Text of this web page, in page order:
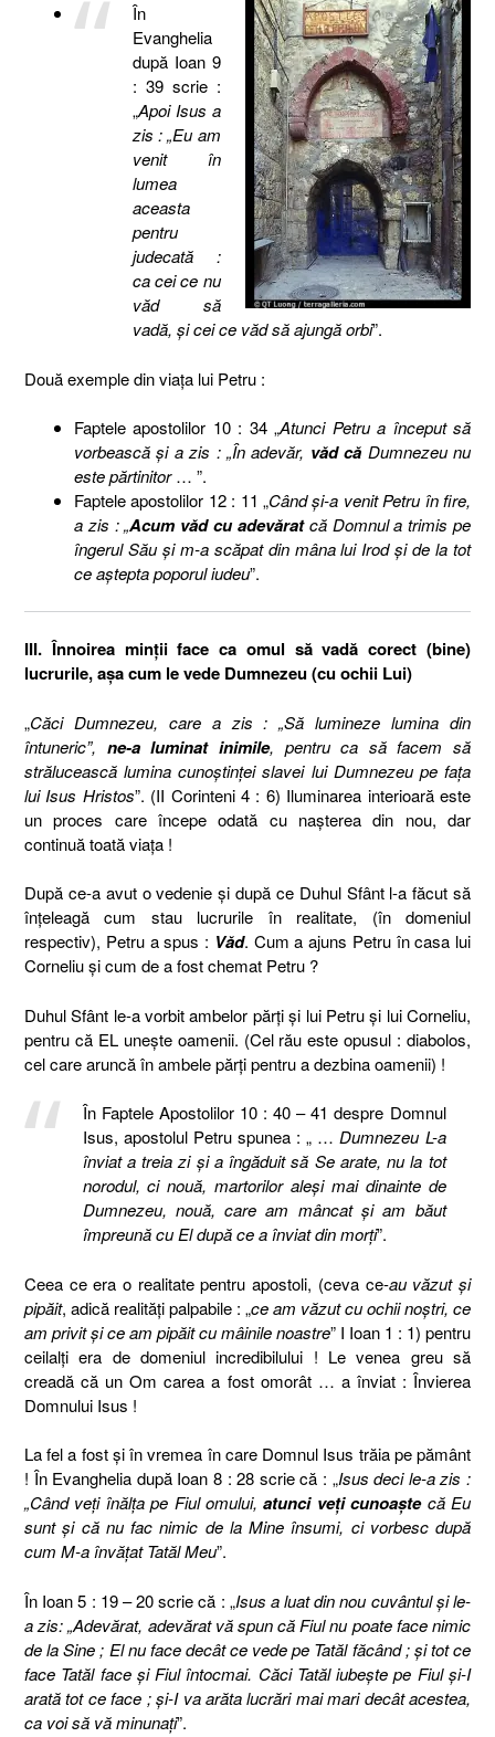
În
Evanghelia
după Ioan 9
: 39 scrie :
„Apoi Isus a
zis : „Eu am
venit în
lumea
aceasta
pentru
judecată :
ca cei ce nu
văd să
vadă, şi cei ce văd să ajungă orbi”.
Două exemple din viaţa lui Petru :
Faptele apostolilor 10 : 34 „Atunci Petru a început să
vorbească şi a zis : „În adevăr, văd că Dumnezeu nu
este părtinitor… ”.
Faptele apostolilor 12 : 11 „Când şi-a venit Petru în fire,
a zis : „Acum văd cu adevăratcă Domnul a trimis pe
îngerul Său şi m-a scăpat din mâna lui Irod şi de la tot
ce aştepta poporul iudeu”.
III. Înnoirea minţii face ca omul să vadă corect (bine)
lucrurile, aşa cum le vede Dumnezeu (cu ochii Lui)
„Căci Dumnezeu, care a zis : „Să lumineze lumina din
întuneric”, ne-a luminat inimile, pentru ca să facem să
strălucească lumina cunoştinţei slavei lui Dumnezeu pe faţa
lui Isus Hristos”. (II Corinteni 4 : 6) Iluminarea interioară este
un proces care începe odată cu naşterea din nou, dar
continuă toată viaţa !
După ce-a avut o vedenie şi după ce Duhul Sfânt l-a făcut să
înţeleagă cum stau lucrurile în realitate, (în domeniul
respectiv), Petru a spus : Văd. Cum a ajuns Petru în casa lui
Corneliu şi cum de a fost chemat Petru ?
Duhul Sfânt le-a vorbit ambelor părţi şi lui Petru şi lui Corneliu,
pentru că EL uneşte oamenii. (Cel rău este opusul : diabolos,
cel care aruncă în ambele părţi pentru a dezbina oamenii) !
În Faptele Apostolilor 10 : 40 – 41 despre Domnul
Isus, apostolul Petru spunea : „ …Dumnezeu L-a
înviat a treia zi şi a îngăduit să Se arate, nu la tot
norodul, ci nouă, martorilor aleşi mai dinainte de
Dumnezeu, nouă, care am mâncat şi am băut
împreună cu El după ce a înviat din morţi”.
Ceea ce era o realitate pentru apostoli, (ceva ce-au văzut şi
pipăit, adică realităţi palpabile : „ce am văzut cu ochii noştri, ce
am privit şi ce am pipăit cu mâinile noastre” I Ioan 1 : 1) pentru
ceilalţi era de domeniul incredibilului ! Le venea greu să
creadă că un Om carea a fost omorât … a înviat : Învierea
Domnului Isus !
La fel a fost şi în vremea în care Domnul Isus trăia pe pământ
! În Evanghelia după Ioan 8 : 28 scrie că : „Isus deci le-a zis :
„Când veţi înălţa pe Fiul omului,atunci veţi cunoaştecă Eu
sunt şi că nu fac nimic de la Mine însumi, ci vorbesc după
cum M-a învăţat Tatăl Meu”.
În Ioan 5 : 19 – 20 scrie că : „Isus a luat din nou cuvântul şi le-
a zis: „Adevărat, adevărat vă spun că Fiul nu poate face nimic
de la Sine ; El nu face decât ce vede pe Tatăl făcând ; şi tot ce
face Tatăl face şi Fiul întocmai. Căci Tatăl iubeşte pe Fiul şi-I
arată tot ce face ; şi-I va arăta lucrări mai mari decât acestea,
ca voi să vă minunaţi”.